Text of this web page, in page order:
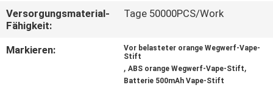
SIE
EIN
Versorgungsmaterial-
Fähigkeit:
Tage 50000PCS/Work
Markieren:
Vor belasteter orange Wegwerf-Vape-
Stift
,ABS orange Wegwerf-Vape-Stift,
Batterie 500mAh Vape-Stift